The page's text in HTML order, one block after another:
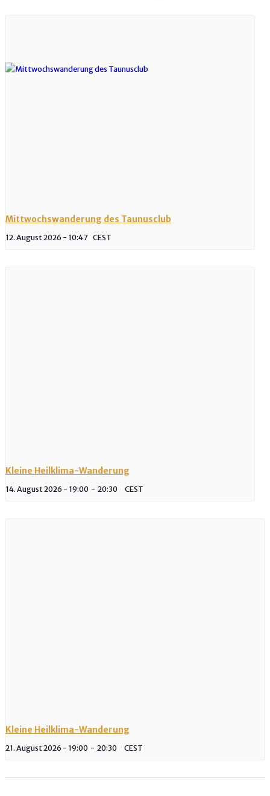
Mittwochswanderung des Taunusclub
12. August 2026 - 10:47 CEST
Kleine Heilklima-Wanderung
14. August 2026 - 19:00 - 20:30 CEST
Kleine Heilklima-Wanderung
21. August 2026 - 19:00 - 20:30 CEST